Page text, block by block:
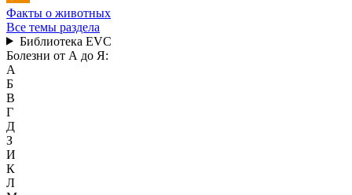
Факты о животных
Все темы раздела
Библиотека EVC
Болезни от А до Я:
А
Б
В
Г
Д
З
И
К
Л